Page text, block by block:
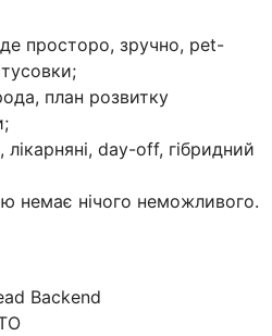
просторо, зручно, pet-
план розвитку
лікарняні, day-off, гібридний
немає нічого неможливого.
Backend